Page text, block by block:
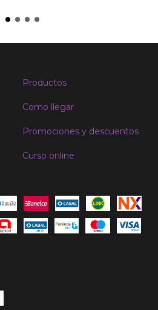
Productos
Como llegar
Promociones y descuentos
Curso online